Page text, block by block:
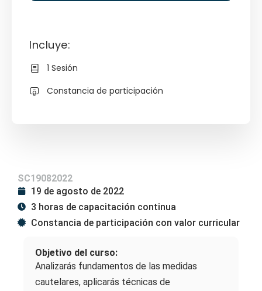
SC19082022
19 de agosto de 2022
3 horas de capacitación continua
Constancia de participación con valor curricular
Objetivo del curso:
Analizarás fundamentos de las medidas
cautelares, aplicarás técnicas de
Incluye:
1 Sesión
Constancia de participación